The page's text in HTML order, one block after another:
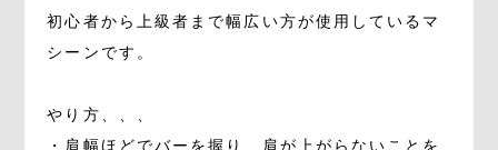
初心者から上級者まで幅広い方が使用しているマ
シーンです。
やり方、、、
・肩幅ほどでバーを握り、肩が上がらないことを